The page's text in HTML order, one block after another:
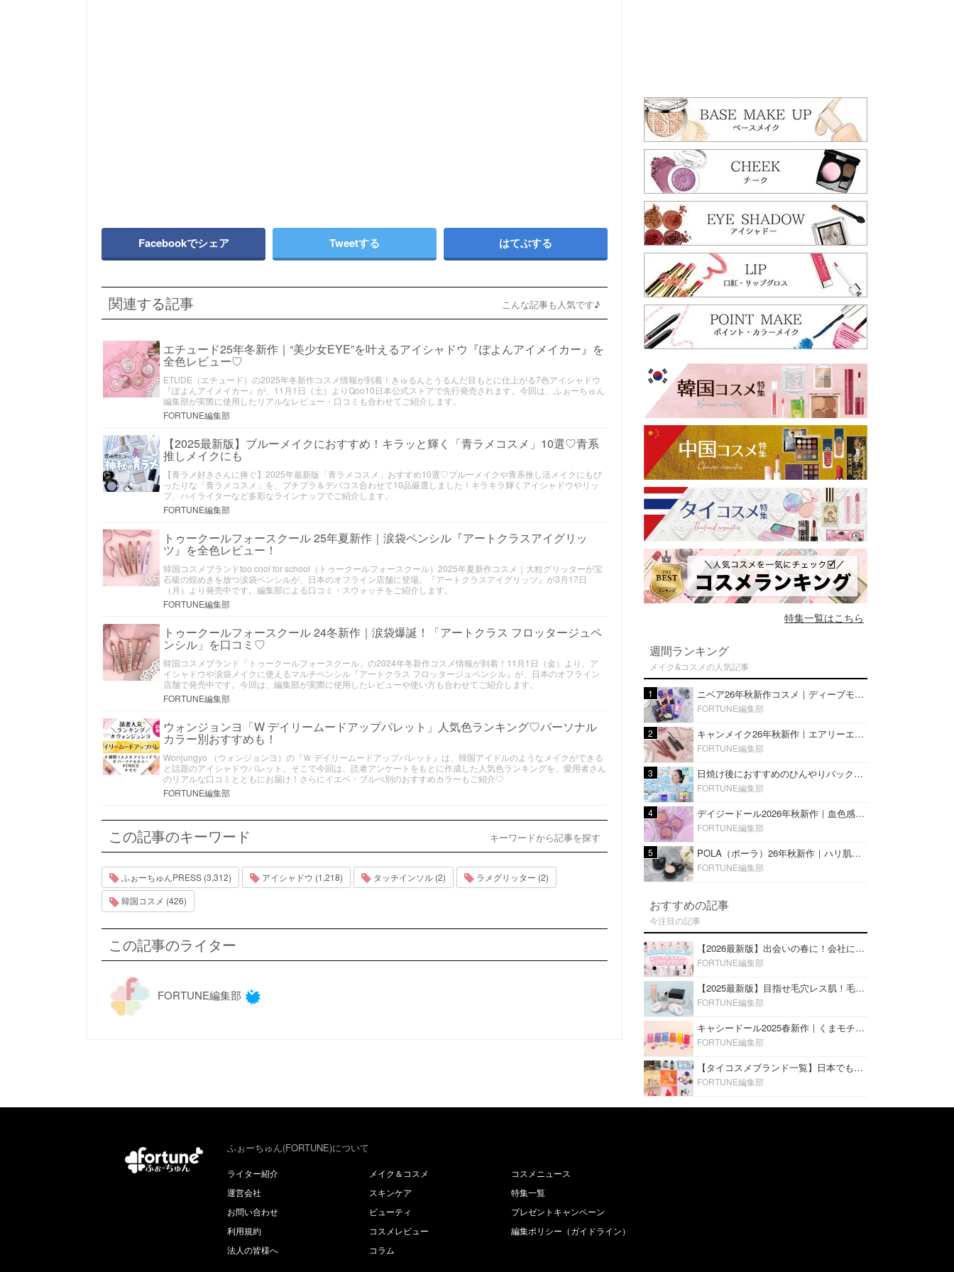
Facebookでシェア Tweetする はてぶする
関連する記事 こんな記事も人気です♪
エチュード25年冬新作｜“美少女EYE”を叶えるアイシャドウ『ぽよんアイメイカー』を
全色レビュー♡
ETUDE（エチュード）の2025年冬新作コスメ情報が到着！きゅるんとうるんだ目もとに仕上がる7色アイシャドウ
『ぽよんアイメイカー』が、11月1日（土）よりQoo10日本公式ストアで先行発売されます。今回は、ふぉーちゅん
編集部が実際に使用したリアルなレビュー・口コミも合わせてご紹介します。
FORTUNE編集部
【2025最新版】ブルーメイクにおすすめ！キラッと輝く「青ラメコスメ」10選♡青系
推しメイクにも
【青ラメ好きさんに捧ぐ】2025年最新版「青ラメコスメ」おすすめ10選♡ブルーメイクや青系推し活メイクにもぴ
ったりな「青ラメコスメ」を、プチプラ＆デパコス合わせて10品厳選しました！キラキラ輝くアイシャドウやリッ
プ、ハイライターなど多彩なラインナップでご紹介します。
FORTUNE編集部
トゥークールフォースクール 25年夏新作｜涙袋ペンシル『アートクラスアイグリッ
ツ』を全色レビュー！
韓国コスメブランドtoo cool for school（トゥークールフォースクール）2025年夏新作コスメ｜大粒グリッターが宝
石級の煌めきを放つ涙袋ペンシルが、日本のオフライン店舗に登場。『アートクラスアイグリッツ』が3月17日
（月）より発売中です。編集部による口コミ・スウォッチをご紹介します。
FORTUNE編集部
トゥークールフォースクール 24冬新作｜涙袋爆誕！「アートクラス フロッタージュペ
ンシル」を口コミ♡
韓国コスメブランド「トゥークールフォースクール」の2024年冬新作コスメ情報が到着！11月1日（金）より、ア
イシャドウや涙袋メイクに使えるマルチペンシル『アートクラス フロッタージュペンシル』が、日本のオフライン
店舗で発売中です。今回は、編集部が実際に使用したレビューや使い方も合わせてご紹介します。
FORTUNE編集部
ウォンジョンヨ「W デイリームードアップパレット」人気色ランキング♡パーソナル
カラー別おすすめも！
Wonjungyo （ウォンジョンヨ）の『Ｗ デイリームードアップパレット』は、韓国アイドルのようなメイクができる
と話題のアイシャドウパレット。そこで今回は、読者アンケートをもとに作成した人気色ランキングを、愛用者さん
のリアルな口コミとともにお届け！さらにイエベ・ブルべ別のおすすめカラーもご紹介♡
FORTUNE編集部
この記事のキーワード キーワードから記事を探す
ふぉーちゅんPRESS (3,312) アイシャドウ (1,218) タッチインソル (2)
ラメグリッター (2)
韓国コスメ (426)
この記事のライター
FORTUNE編集部
特集一覧はこちら
週間ランキング
メイク&コスメの人気記事
1 ニベア26年秋新作コスメ｜ディープモイスチャーリップの美容液タイプや2in1ボディクリームスクラブも
FORTUNE編集部
2 キャンメイク26年秋新作｜エアリーエクステンションライナー＆カールスナイパーマスカラ新色をレビュー
FORTUNE編集部
3 日焼け後におすすめのひんやりパック14選｜暑い夏にぴったりな冷凍／鎮静／うるおいチャージマスクを紹介
FORTUNE編集部
4 デイジードール2026年秋新作｜血色感が可愛い♡『パウダー ブラッシュ ブルーム』新3色をレビュー
FORTUNE編集部
5 POLA（ポーラ）26年秋新作｜ハリ肌を叶える『B.A デイ プランプ ファンデーション』を口コミ
FORTUNE編集部
おすすめの記事
今注目の記事
【2026最新版】出会いの春に！会社にもおすすめの好印象な香水14選♡ビジネスの場での香水マナーも
FORTUNE編集部
【2025最新版】目指せ毛穴レス肌！毛穴を埋めて隠す「おすすめ部分用下地＆プライマー」ランキング♡
FORTUNE編集部
キャシードール2025春新作｜くまモチーフのミニリップ「シャイニーベア リップモイスト」をレビュー♡
FORTUNE編集部
【タイコスメブランド一覧】日本でも人気沸騰中の“タイコスメ”ブランド20選！
FORTUNE編集部
ふぉーちゅん(FORTUNE)について
ライター紹介
運営会社
お問い合わせ
利用規約
法人の皆様へ
メイク＆コスメ
スキンケア
ビューティ
コスメレビュー
コラム
コスメニュース
特集一覧
プレゼントキャンペーン
編集ポリシー（ガイドライン）